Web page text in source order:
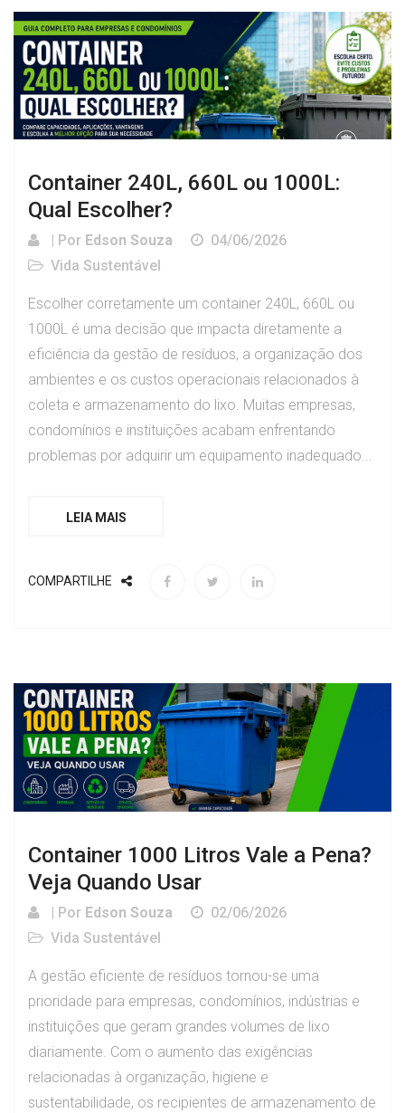
Container 240L, 660L ou 1000L:
Qual Escolher?
| Por Edson Souza
04/06/2026
Vida Sustentável
Escolher corretamente um container 240L, 660L ou
1000L é uma decisão que impacta diretamente a
eficiência da gestão de resíduos, a organização dos
ambientes e os custos operacionais relacionados à
coleta e armazenamento do lixo. Muitas empresas,
condomínios e instituições acabam enfrentando
problemas por adquirir um equipamento inadequado...
LEIA MAIS
COMPARTILHE
Container 1000 Litros Vale a Pena?
Veja Quando Usar
| Por Edson Souza
02/06/2026
Vida Sustentável
A gestão eficiente de resíduos tornou-se uma
prioridade para empresas, condomínios, indústrias e
instituições que geram grandes volumes de lixo
diariamente. Com o aumento das exigências
relacionadas à organização, higiene e
sustentabilidade, os recipientes de armazenamento de